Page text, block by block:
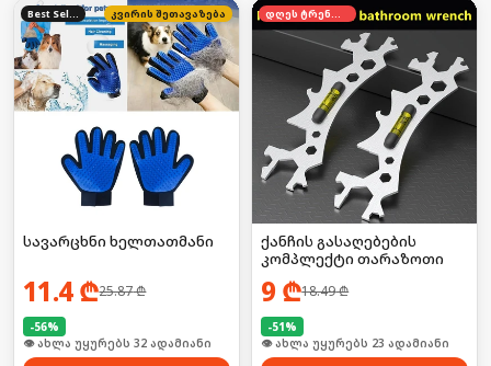
Best Seller კვირის შეთავაზება
სავარცხნი ხელთათმანი
11.4₾25.87₾
-56%
🛒 ბოლო 24სთ-ში იყიდა 43-მა
დღეს ტრენდში
ქანჩის გასაღებების
კომპლექტი თარაზოთი
9 ₾18.49₾
-51%
🛒 ბოლო 24სთ-ში იყიდა 30-მა